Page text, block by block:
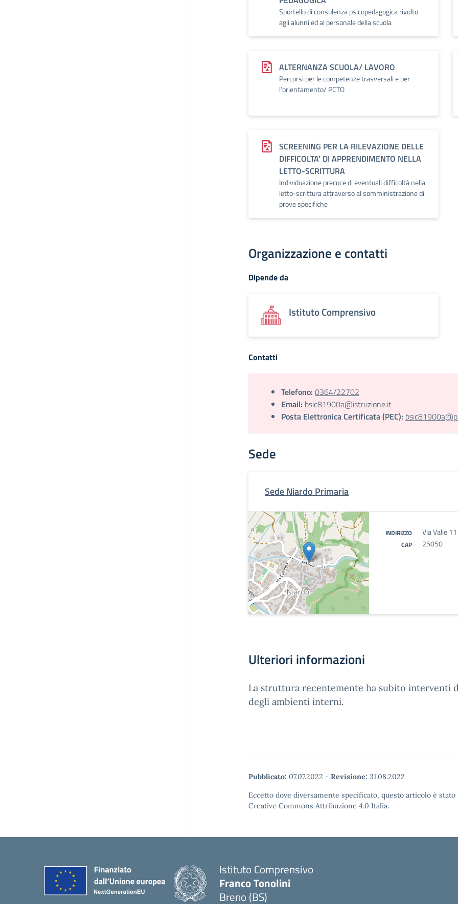
Sportello di consulenza psicopedagogica rivolto
agli alunni ed al personale della scuola
ALTERNANZA SCUOLA/ LAVORO
Percorsi per le competenze trasversali e per
l’orientamento/ PCTO
SCREENING PER LA RILEVAZIONE DELLE
DIFFICOLTA' DI APPRENDIMENTO NELLA
LETTO-SCRITTURA
Individuazione precoce di eventuali difficoltà nella
letto-scrittura attraverso al somministrazione di
prove specifiche
Organizzazione e contatti
Dipende da
Istituto Comprensivo
Contatti
Telefono: 0364/22702
Email: bsic81900a@istruzione.it
Posta Elettronica Certificata (PEC):
Sede
Sede Niardo Primaria
INDIRIZZO Via Valle 11
CAP 25050
Ulteriori informazioni
La struttura recentemente ha subito interventi
degli ambienti interni.
Pubblicato: 07.07.2022 - Revisione: 31.08.2022
Eccetto dove diversamente specificato, questo articolo è
Creative Commons Attribuzione 4.0 Italia.
Istituto Comprensivo
Franco Tonolini
Breno (BS)